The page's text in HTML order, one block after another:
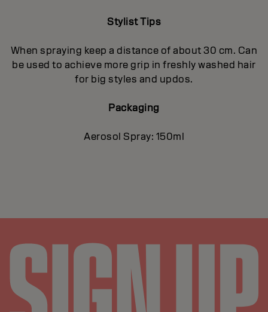
Stylist Tips
When spraying keep a distance of about 30 cm. Can
be used to achieve more grip in freshly washed hair
for big styles and updos.
Packaging
Aerosol Spray: 150ml